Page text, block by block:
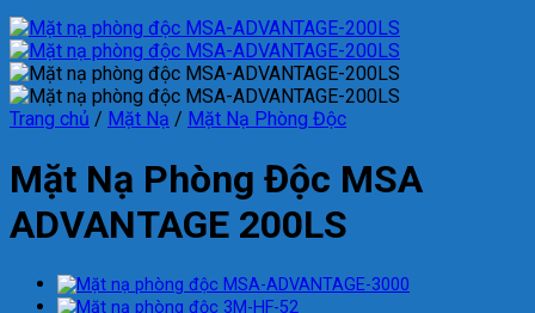
Trang chủ / Mặt Nạ / Mặt Nạ Phòng Độc
Mặt Nạ Phòng Độc MSA
ADVANTAGE 200LS